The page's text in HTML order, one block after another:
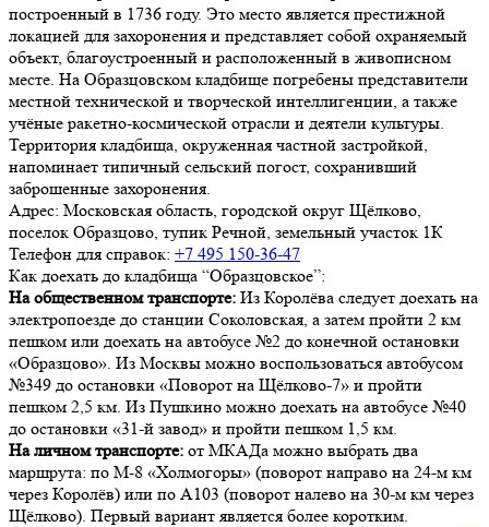
построенный в 1736 году. Это место является престижной
локацией для захоронения и представляет собой охраняемый
объект, благоустроенный и расположенный в живописном
месте. На Образцовском кладбище погребены представители
местной технической и творческой интеллигенции, а также
учёные ракетно-космической отрасли и деятели культуры.
Территория кладбища, окруженная частной застройкой,
напоминает типичный сельский погост, сохранивший
заброшенные захоронения.
Адрес: Московская область, городской округ Щёлково,
поселок Образцово, тупик Речной, земельный участок 1К
Телефон для справок: +7 495 150-36-47
Как доехать до кладбища “Образцовское”:
На общественном транспорте: Из Королёва следует доехать на
электропоезде до станции Соколовская, а затем пройти 2 км
пешком или доехать на автобусе №2 до конечной остановки
«Образцово». Из Москвы можно воспользоваться автобусом
№349 до остановки «Поворот на Щёлково-7» и пройти
пешком 2,5 км. Из Пушкино можно доехать на автобусе №40
до остановки «31-й завод» и пройти пешком 1,5 км.
На личном транспорте: от МКАДа можно выбрать два
маршрута: по М-8 «Холмогоры» (поворот направо на 24-м км
через Королёв) или по А103 (поворот налево на 30-м км через
Щёлково). Первый вариант является более коротким.